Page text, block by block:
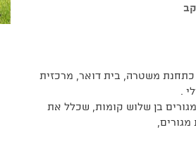
משטרה, בית דואר, מרכזית
.
מגורים בן שלוש קומות, שכלל את
מגורים,